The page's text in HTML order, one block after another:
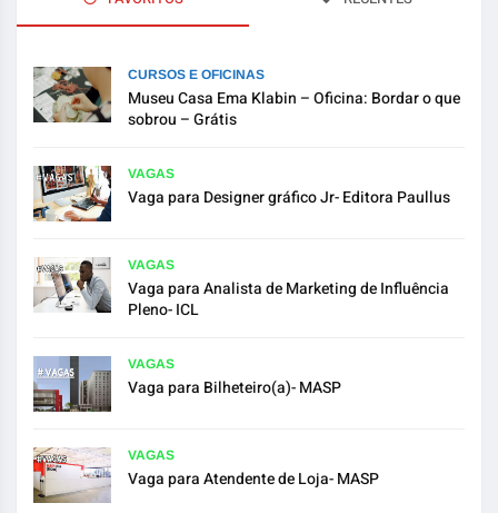
CURSOS E OFICINAS
Museu Casa Ema Klabin – Oficina: Bordar o que
sobrou – Grátis
VAGAS
Vaga para Designer gráfico Jr- Editora Paullus
VAGAS
Vaga para Analista de Marketing de Influência
Pleno- ICL
VAGAS
Vaga para Bilheteiro(a)- MASP
VAGAS
Vaga para Atendente de Loja- MASP